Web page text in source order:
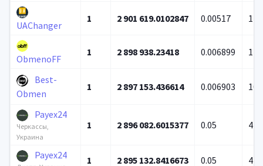
UAChanger
1 2 901 619.0102847 0.00517 11
ObmenoFF
1 2 898 938.23418 0.006899 12
Best-
Obmen
1 2 897 153.436614 0.006903
Payex24
Черкассы,
Украина
1 2 896 082.6015377 0.05 4
Payex24 1 2 895 132.8416673 0.05 4